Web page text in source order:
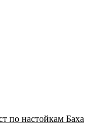
по настойкам Баха